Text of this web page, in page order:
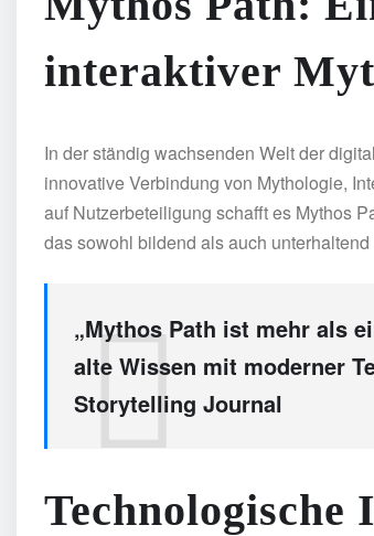
interaktiver
In der ständig wachsenden Welt der
innovative Verbindung von Mythologie,
auf Nutzerbeteiligung schafft es Mythos
das sowohl bildend als auch unterhaltend
„Mythos Path ist mehr als
alte Wissen mit moderner
Storytelling Journal